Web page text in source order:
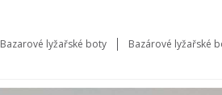
Bazarové lyžařské boty Bazárové lyžařské